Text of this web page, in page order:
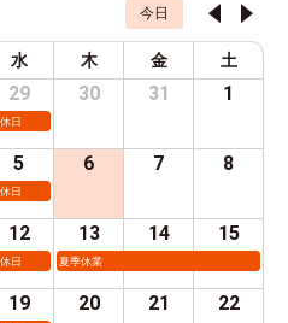
今日
水 木 金 土
29
日
30 31 1
5
日
6 7 8
12
日
13
夏季休業
14 15
19 20 21 22